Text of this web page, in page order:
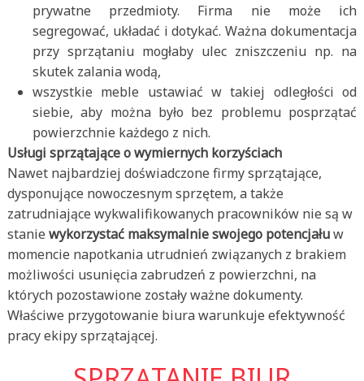
prywatne przedmioty. Firma nie może ich
segregować, układać i dotykać. Ważna dokumentacja
przy sprzątaniu mogłaby ulec zniszczeniu np. na
skutek zalania wodą,
wszystkie meble ustawiać w takiej odległości od
siebie, aby można było bez problemu posprzątać
powierzchnie każdego z nich.
Usługi sprzątające o wymiernych korzyściach
Nawet najbardziej doświadczone firmy sprzątające,
dysponujące nowoczesnym sprzętem, a także
zatrudniające wykwalifikowanych pracowników nie są w
stanie wykorzystać maksymalnie swojego potencjałuw
momencie napotkania utrudnień związanych z brakiem
możliwości usunięcia zabrudzeń z powierzchni, na
których pozostawione zostały ważne dokumenty.
Właściwe przygotowanie biura warunkuje efektywność
pracy ekipy sprzątającej.